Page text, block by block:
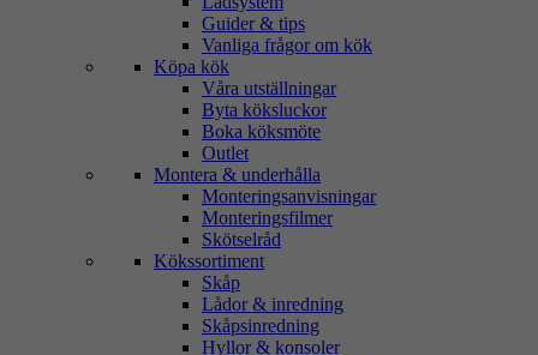
Guider & tips
Vanliga frågor om kök
Köpa kök
Våra utställningar
Byta köksluckor
Boka köksmöte
Outlet
Montera & underhålla
Monteringsanvisningar
Monteringsfilmer
Skötselråd
Kökssortiment
Skåp
Lådor & inredning
Skåpsinredning
Hyllor & konsoler